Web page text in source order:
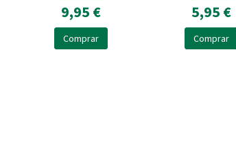
9,95 €
Comprar
5,95 €
Comprar